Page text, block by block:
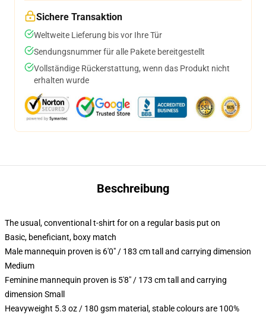
Sichere Transaktion
Weltweite Lieferung bis vor Ihre Tür
Sendungsnummer für alle Pakete bereitgestellt
Vollständige Rückerstattung, wenn das Produkt nicht
erhalten wurde
Beschreibung
The usual, conventional t-shirt for on a regular basis put on
Basic, beneficiant, boxy match
Male mannequin proven is 6'0" / 183 cm tall and carrying dimension
Medium
Feminine mannequin proven is 5'8" / 173 cm tall and carrying
dimension Small
Heavyweight 5.3 oz / 180 gsm material, stable colours are 100%